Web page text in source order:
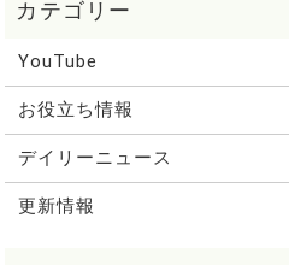
YouTube
お役立ち情報
デイリーニュース
更新情報